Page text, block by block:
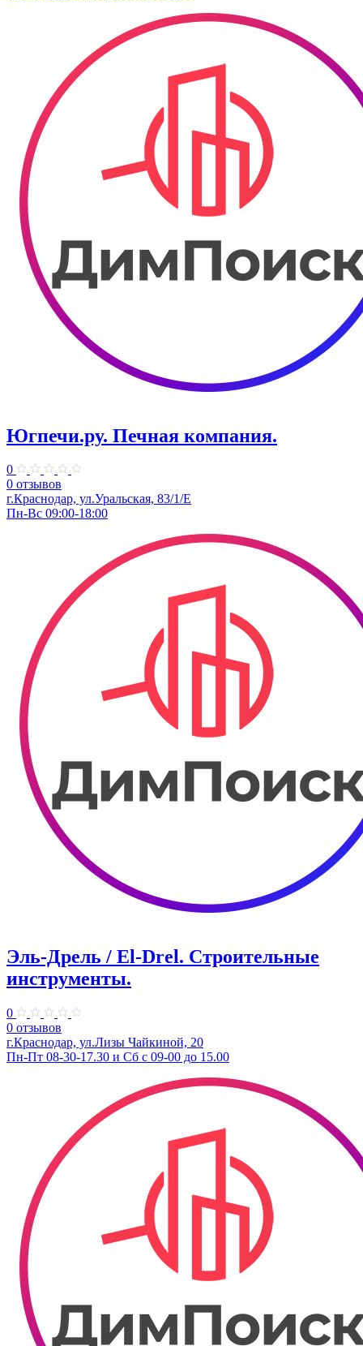
Югпечи.ру. Печная компания.
0
0 отзывов
г.Краснодар, ул.Уральская, 83/1/Е
Пн-Вс 09:00-18:00
Эль-Дрель / El-Drel. Строительные
инструменты.
0
0 отзывов
г.Краснодар, ул.Лизы Чайкиной, 20
Пн-Пт 08-30-17.30 и Сб с 09-00 до 15.00